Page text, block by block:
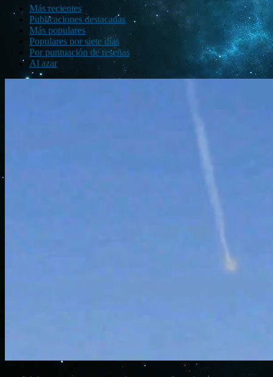
Más recientes
Publicaciones destacadas
Más populares
Populares por siete días
Por puntuación de reseñas
Al azar